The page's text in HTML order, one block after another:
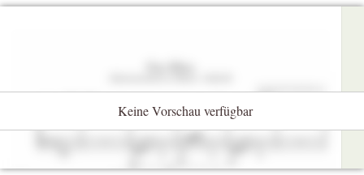
Keine Vorschau verfügbar